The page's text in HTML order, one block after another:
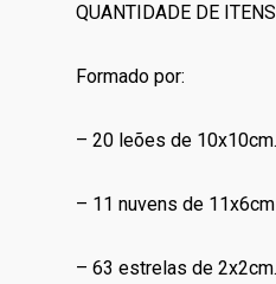
QUANTIDADE DE
Formado por:
– 20 leões de 10x10cm.
– 11 nuvens de
– 63 estrelas de 2x2cm.